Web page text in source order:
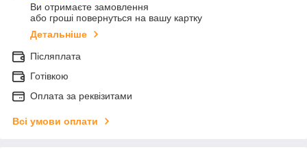
Ви отримаєте замовлення
або гроші повернуться на вашу картку
Детальніше
Післяплата
Готівкою
Оплата за реквізитами
Всі умови оплати